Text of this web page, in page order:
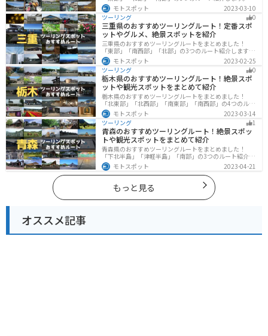
津温泉や伊香保温泉など全国でも有名な温泉や豊かな自
然を満喫するツーリングができます。バイクで群馬県に
ツーリングに行く際は参考にしてください。
モトスポット
2023-03-10
ツーリング
0
三重県のおすすめツーリングルート！定番スポ
ットやグルメ、絶景スポットを紹介
三重県のおすすめツーリングルートをまとめました！
「東部」「南西部」「北部」の3つのルート紹介します。
標高の高いスカイラインからリアス式海岸まであるの
で、飽きることなくツーリングを堪能できます。バイク
で三重県にツーリングに行く際は参考にしてください。
モトスポット
2023-02-25
ツーリング
0
栃木県のおすすめツーリングルート！絶景スポ
ットや観光スポットをまとめて紹介
栃木県のおすすめツーリングルートをまとめました！
「北東部」「北西部」「南東部」「南西部」の4つのルー
ト紹介します。日本を代表する神社や広大な山や滝、湖
などを歴史や自然を満喫するツーリングができます。バ
イクで栃木県にツーリングに行く際は参考にしてくださ
い。
モトスポット
2023-03-14
ツーリング
1
青森のおすすめツーリングルート！絶景スポッ
トや観光スポットをまとめて紹介
青森県のおすすめツーリングルートをまとめました！
「下北半島」「津軽半島」「南部」の3つのルート紹介し
ます。自然に恵まれた風光明媚な景色や歴史文化に触れ
られる観光スポットが多くあります。バイクで青森県に
ツーリングに行く際は参考にしてください。
モトスポット 2023-04-21
もっと見る
オススメ記事